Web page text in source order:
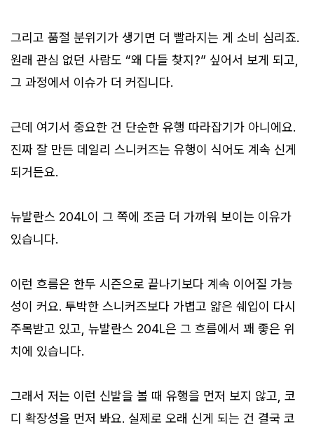
그리고 품절 분위기가 생기면 더 빨라지는 게 소비 심리죠.
원래 관심 없던 사람도 “왜 다들 찾지?” 싶어서 보게 되고,
그 과정에서 이슈가 더 커집니다.
근데 여기서 중요한 건 단순한 유행 따라잡기가 아니에요.
진짜 잘 만든 데일리 스니커즈는 유행이 식어도 계속 신게
되거든요.
뉴발란스 204L이 그 쪽에 조금 더 가까워 보이는 이유가
있습니다.
이런 흐름은 한두 시즌으로 끝나기보다 계속 이어질 가능
성이 커요. 투박한 스니커즈보다 가볍고 얇은 쉐입이 다시
주목받고 있고, 뉴발란스 204L은 그 흐름에서 꽤 좋은 위
치에 있습니다.
그래서 저는 이런 신발을 볼 때 유행을 먼저 보지 않고, 코
디 확장성을 먼저 봐요. 실제로 오래 신게 되는 건 결국 코